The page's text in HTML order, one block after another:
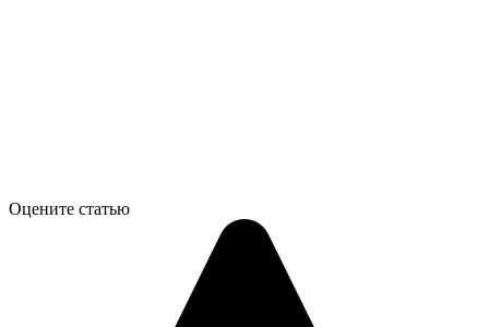
Оцените статью